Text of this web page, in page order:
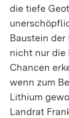
die tiefe
Baustein
nicht nur die
Chancen
wenn zum
Lithium
Landrat